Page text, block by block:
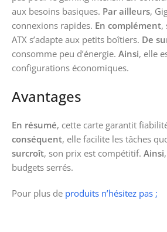
aux besoins basiques. Par ailleurs,
connexions rapides. En complément,
ATX s’adapte aux petits boîtiers. De
consomme peu d’énergie. Ainsi, elle
configurations économiques.
Avantages
En résumé, cette carte garantit
conséquent, elle facilite les tâches
surcroît, son prix est compétitif. Ainsi
budgets serrés.
Pour plus de produits n’hésitez pas ;